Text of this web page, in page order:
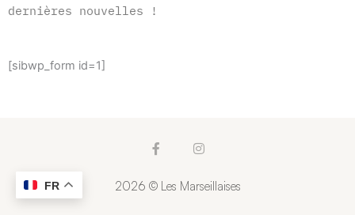
dernières nouvelles !
[sibwp_form id=1]
F
a
e
I
t
2026 © Les Marseillaises
FR